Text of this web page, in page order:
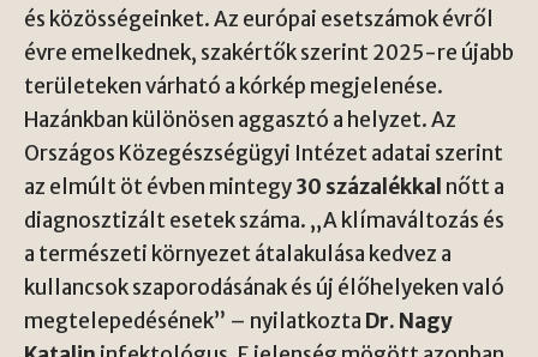
és közösségeinket. Az európai esetszámok évről
évre emelkednek, szakértők szerint 2025-re újabb
területeken várható a kórkép megjelenése.
Hazánkban különösen aggasztó a helyzet. Az
Országos Közegészségügyi Intézet adatai szerint
az elmúlt öt évben mintegy30 százalékkal nőtt a
diagnosztizált esetek száma. „A klímaváltozás és
a természeti környezet átalakulása kedvez a
kullancsok szaporodásának és új élőhelyeken való
megtelepedésének” – nyilatkozta Dr. Nagy